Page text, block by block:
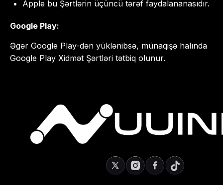
Apple bu Şərtlərin üçüncü tərəf faydalananasıdır.
Google Play:
Əgər Google Play-dən yüklənibsə, münaqişə halında
Google Play Xidmət Şərtləri tətbiq olunur.